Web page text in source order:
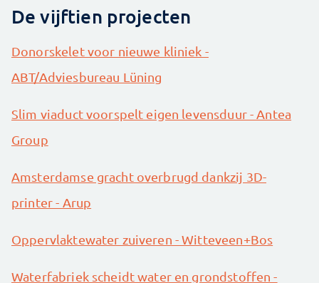
De vijftien projecten
Donorskelet voor nieuwe kliniek -
ABT/Adviesbureau Lüning
Slim viaduct voorspelt eigen levensduur - Antea
Group
Amsterdamse gracht overbrugd dankzij 3D-
printer - Arup
Oppervlaktewater zuiveren - Witteveen+Bos
Waterfabriek scheidt water en grondstoffen -